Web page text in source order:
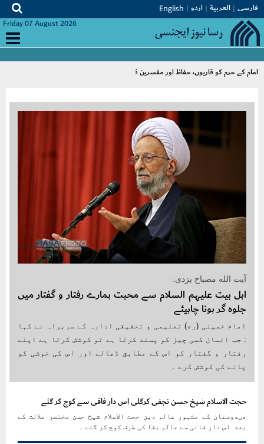
فارسی العربیة اردو English
Friday 07 August 2026
امام کے حرم کو قاریوں، حفاظ اور مفسرین قرآن کی تربیت کا مرکز ہونا چاہئے
آیت الله مصباح یزدی:
اہل بیت علیہم السلام سے محبت ہمارے رفتار و گفتار میں
جلوہ گر ہونا چاہیئے
امام خمینی (ره) تعلیمی و تحقیقی ادارہ کے سربراہ نے کہا
: جب انسان کسی چیز کو پسند کرتا ہے تو کوشش کرتا ہے اپنے
رفتار و گفتار کو اس کے مطابق ڈھالے اور اس کی خوشی کو
پانے کی کوشش کرے ۔
حجت الاسلام شیخ حسن نجفی کرگلی اس دار فافی سے کوچ کر گئے
ھںدوستان کے مشہور عالم دین حجت الاسلام شیخ حسن مختصر علالت کے
بعد اس دار فانی سے عالم بقا کی طرف کوچ کر گئے ۔